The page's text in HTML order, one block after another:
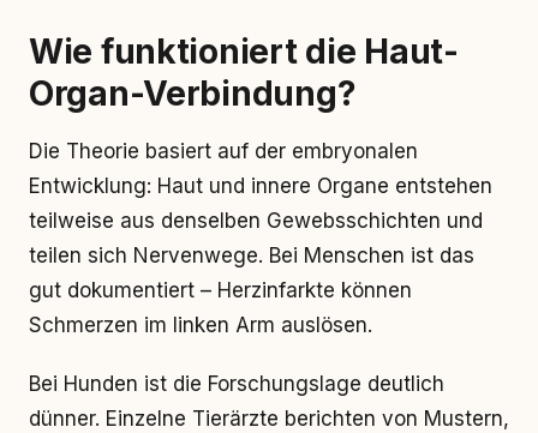
Wie funktioniert die Haut-
Organ-Verbindung?
Die Theorie basiert auf der embryonalen
Entwicklung: Haut und innere Organe entstehen
teilweise aus denselben Gewebsschichten und
teilen sich Nervenwege. Bei Menschen ist das
gut dokumentiert – Herzinfarkte können
Schmerzen im linken Arm auslösen.
Bei Hunden ist die Forschungslage deutlich
dünner. Einzelne Tierärzte berichten von Mustern,